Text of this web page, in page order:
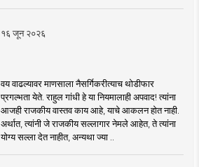
१६ जून २०२६
वय वाढल्यावर माणसाला नैसर्गिकरीत्याच थोडीफार
प्रगल्भता येते. राहुल गांधी हे या नियमालाही अपवाद! त्यांना
आजही राजकीय वास्तव काय आहे, याचे आकलन होत नाही.
अर्थात, त्यांनी जे राजकीय सल्लागार नेमले आहेत, ते त्यांना
योग्य सल्ला देत नाहीत, अन्यथा ज्या ..